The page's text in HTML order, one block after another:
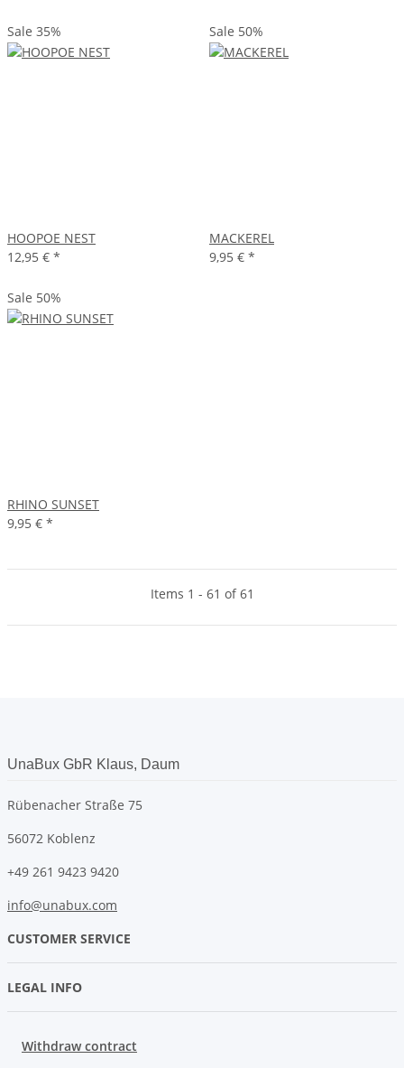
Sale 35%
HOOPOE NEST
12,95 € *
Sale 50%
MACKEREL
9,95 € *
Sale 50%
RHINO SUNSET
9,95 € *
Items 1 - 61 of 61
UnaBux GbR Klaus, Daum
Rübenacher Straße 75
56072 Koblenz
+49 261 9423 9420
info@unabux.com
CUSTOMER SERVICE
LEGAL INFO
Withdraw contract